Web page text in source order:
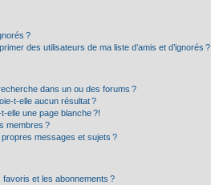
?
des utilisateurs de ma liste d’amis et d’ignorés ?
dans un ou des forums ?
t-elle aucun résultat ?
elle une page blanche ?!
membres ?
messages et sujets ?
et les abonnements ?